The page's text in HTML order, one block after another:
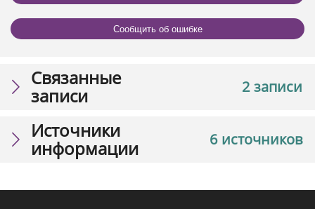
Сообщить об ошибке
2 записи
Связанные
записи
6 источников
Источники
информации